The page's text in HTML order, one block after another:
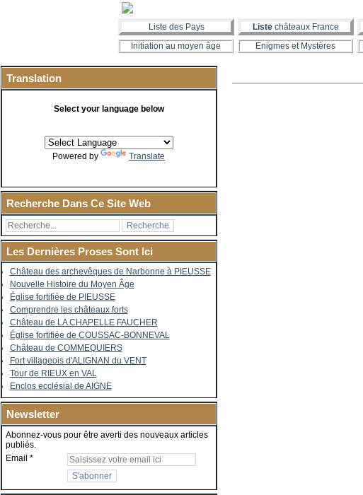
Liste des Pays Liste châteaux France
Initiation au moyen âge
Enigmes et Mystères
Translation
Select your language below
Powered by Translate
Recherche Dans Ce Site Web
Les Dernières Proses Sont Ici
Château des archevêques de Narbonne à PIEUSSE
Nouvelle Histoire du Moyen Âge
Église fortifiée de PIEUSSE
Comprendre les châteaux forts
Château de LA CHAPELLE FAUCHER
Église fortifiée de COUSSAC-BONNEVAL
Château de COMMEQUIERS
Fort villageois d'ALIGNAN du VENT
Tour de RIEUX en VAL
Enclos ecclésial de AIGNE
Newsletter
Abonnez-vous pour être averti des nouveaux articles
publiés.
Email